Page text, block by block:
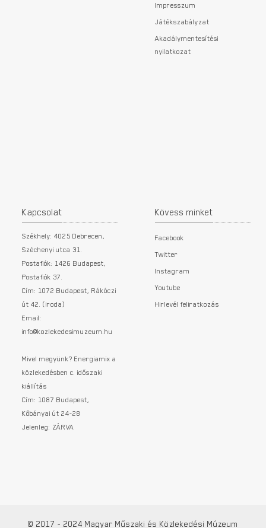
Impresszum
Játékszabályzat
Akadálymentesítési
nyilatkozat
Kapcsolat
Székhely: 4025 Debrecen,
Széchenyi utca 31.
Postafiók: 1426 Budapest,
Postafiók 37.
Cím: 1072 Budapest, Rákóczi
út 42. (iroda)
Email:
info@kozlekedesimuzeum.hu
Mivel megyünk? Energiamix a
közlekedésben c. időszaki
kiállítás
Cím: 1087 Budapest,
Kőbányai út 24-28
Jelenleg: ZÁRVA
Kövess minket
Facebook
Twitter
Instagram
Youtube
Hirlevél feliratkozás
© 2017 - 2024 Magyar Műszaki és Közlekedési Múzeum